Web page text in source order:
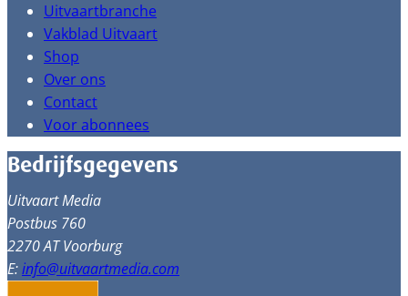
Uitvaartbranche
Vakblad Uitvaart
Shop
Over ons
Contact
Voor abonnees
Bedrijfsgegevens
Uitvaart Media
Postbus 760
2270 AT Voorburg
E:info@uitvaartmedia.com